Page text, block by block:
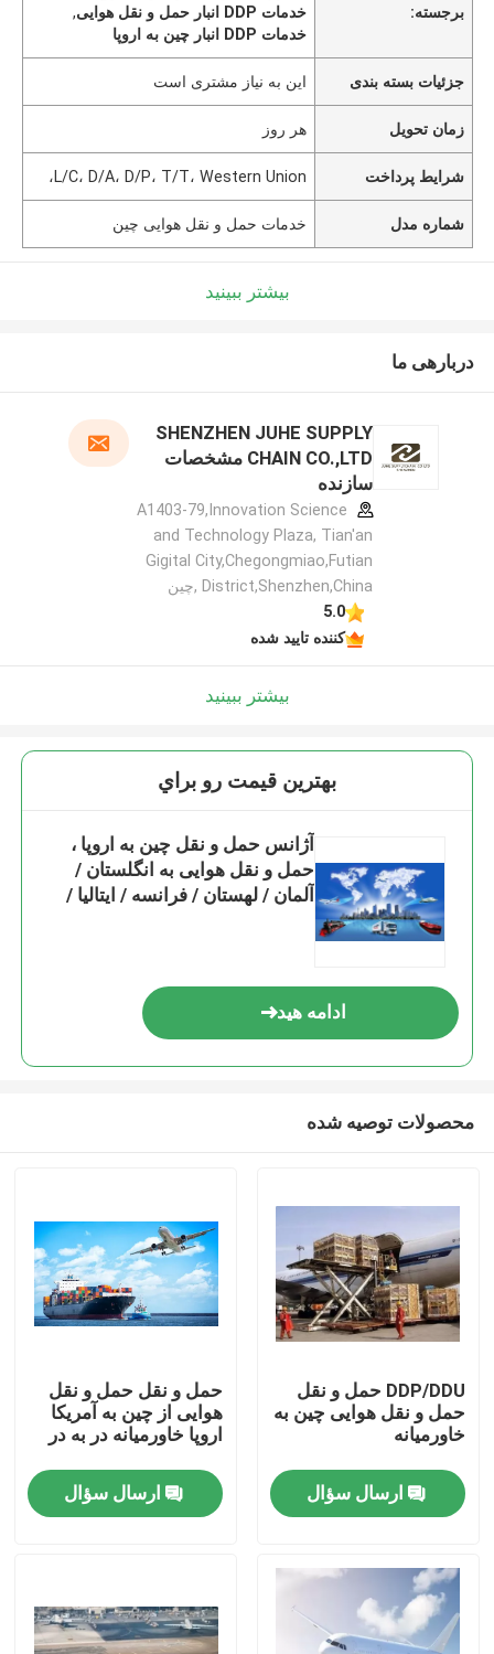
خونه
محصولات
ویدیو
برجسته:
خدمات DDP انبار حمل و نقل هوایی
,
خدمات DDP انبار چین به اروپا
جزئیات بسته بندی این به نیاز مشتری است
زمان تحویل هر روز
شرایط پرداخت L/C، D/A، D/P، T/T، Western Union،
شماره مدل خدمات حمل و نقل هوایی چین
بیشتر ببینید
دربارهی ما
SHENZHEN JUHE SUPPLY
CHAIN CO.,LTD مشخصات
سازنده
A1403-79,Innovation Science
and Technology Plaza, Tian'an
Gigital City,Chegongmiao,Futian
District,Shenzhen,China ,چین
5.0
کننده تایید شده
بیشتر ببینید
بهترين قيمت رو براي
آژانس حمل و نقل چین به اروپا ،
حمل و نقل هوایی به انگلستان /
آلمان / لهستان / فرانسه / ایتالیا /
ادامه هید
محصولات توصیه شده
DDP/DDU حمل و نقل
حمل و نقل هوایی چین به
خاورمیانه
ارسال سؤال
حمل و نقل حمل و نقل
هوایی از چین به آمریکا
اروپا خاورمیانه در به در
ارسال سؤال